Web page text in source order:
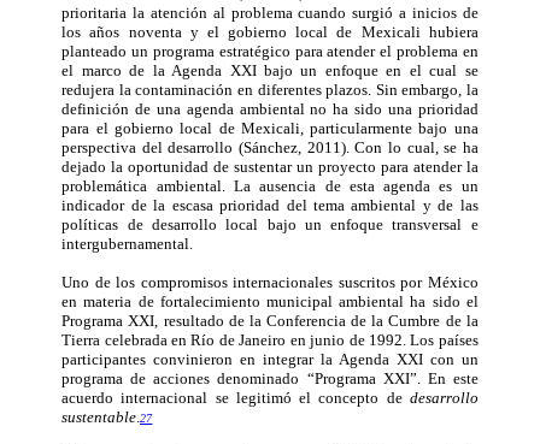
prioritaria la atención al problema cuando surgió a inicios de
los años noventa y el gobierno local de Mexicali hubiera
planteado un programa estratégico para atender el problema en
el marco de la Agenda XXI bajo un enfoque en el cual se
redujera la contaminación en diferentes plazos. Sin embargo, la
definición de una agenda ambiental no ha sido una prioridad
para el gobierno local de Mexicali, particularmente bajo una
perspectiva del desarrollo (Sánchez, 2011). Con lo cual, se ha
dejado la oportunidad de sustentar un proyecto para atender la
problemática ambiental. La ausencia de esta agenda es un
indicador de la escasa prioridad del tema ambiental y de las
políticas de desarrollo local bajo un enfoque transversal e
intergubernamental.
Uno de los compromisos internacionales suscritos por México
en materia de fortalecimiento municipal ambiental ha sido el
Programa XXI, resultado de la Conferencia de la Cumbre de la
Tierra celebrada en Río de Janeiro en junio de 1992. Los países
participantes convinieron en integrar la Agenda XXI con un
programa de acciones denominado “Programa XXI”. En este
acuerdo internacional se legitimó el concepto de desarrollo
sustentable .27